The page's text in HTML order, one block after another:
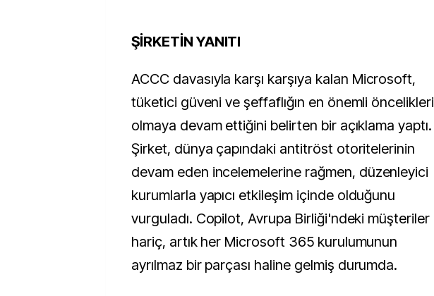
ŞİRKETİN YANITI
ACCC davasıyla karşı karşıya kalan Microsoft,
tüketici güveni ve şeffaflığın en önemli öncelikleri
olmaya devam ettiğini belirten bir açıklama yaptı.
Şirket, dünya çapındaki antitröst otoritelerinin
devam eden incelemelerine rağmen, düzenleyici
kurumlarla yapıcı etkileşim içinde olduğunu
vurguladı. Copilot, Avrupa Birliği'ndeki müşteriler
hariç, artık her Microsoft 365 kurulumunun
ayrılmaz bir parçası haline gelmiş durumda.